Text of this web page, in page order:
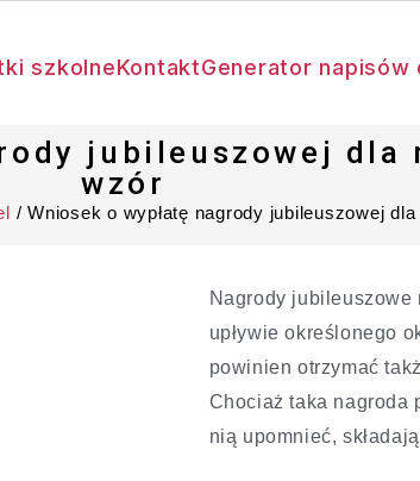
szkolneKontaktGenerator napisów
jubileuszowej dla
wzór
/ Wniosek o wypłatę nagrody jubileuszowej
Nagrody jubileuszowe
upływie określonego
powinien otrzymać
Chociaż taka nagroda
nią upomnieć,